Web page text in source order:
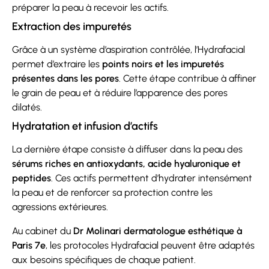
préparer la peau à recevoir les actifs.
Extraction des impuretés
Grâce à un système d’aspiration contrôlée, l’Hydrafacial
permet d’extraire les points noirs et les impuretés
présentes dans les pores. Cette étape contribue à affiner
le grain de peau et à réduire l’apparence des pores
dilatés.
Hydratation et infusion d’actifs
La dernière étape consiste à diffuser dans la peau des
sérums riches en antioxydants, acide hyaluronique et
peptides. Ces actifs permettent d’hydrater intensément
la peau et de renforcer sa protection contre les
agressions extérieures.
Au cabinet du Dr Molinari dermatologue esthétique à
Paris 7e, les protocoles Hydrafacial peuvent être adaptés
aux besoins spécifiques de chaque patient.